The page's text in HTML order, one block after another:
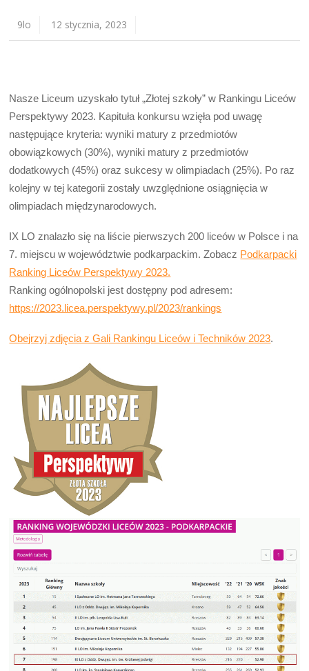
9lo 12 stycznia, 2023
Nasze Liceum uzyskało tytuł „Złotej szkoły” w Rankingu Liceów
Perspektywy 2023. Kapituła konkursu wzięła pod uwagę
następujące kryteria: wyniki matury z przedmiotów
obowiązkowych (30%), wyniki matury z przedmiotów
dodatkowych (45%) oraz sukcesy w olimpiadach (25%). Po raz
kolejny w tej kategorii zostały uwzględnione osiągnięcia w
olimpiadach międzynarodowych.
IX LO znalazło się na liście pierwszych 200 liceów w Polsce i na
7. miejscu w województwie podkarpackim. Zobacz Podkarpacki
Ranking Liceów Perspektywy 2023.
Ranking ogólnopolski jest dostępny pod adresem:
https://2023.licea.perspektywy.pl/2023/rankings
Obejrzyj zdjęcia z Gali Rankingu Liceów i Techników 2023.